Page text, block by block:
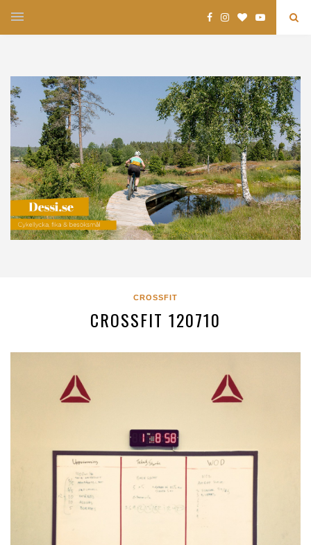
CROSSFIT
CROSSFIT 120710